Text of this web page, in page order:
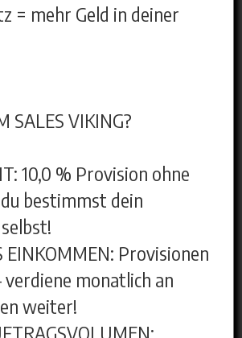
= mehr Geld in deiner
SALES VIKING?
10,0 % Provision ohne
bestimmst dein
EINKOMMEN: Provisionen
monatlich an
weiter!